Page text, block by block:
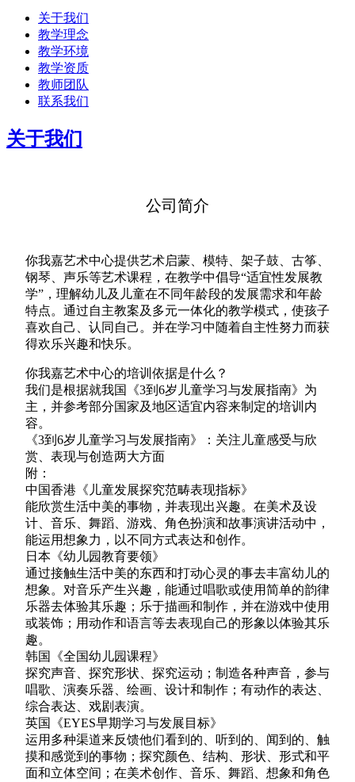
关于我们
教学理念
教学环境
教学资质
教师团队
联系我们
关于我们
公司简介
你我嘉艺术中心提供艺术启蒙、模特、架子鼓、古筝、
钢琴、声乐等艺术课程，在教学中倡导“适宜性发展教
学”，理解幼儿及儿童在不同年龄段的发展需求和年龄
特点。通过自主教案及多元一体化的教学模式，使孩子
喜欢自己、认同自己。并在学习中随着自主性努力而获
得欢乐兴趣和快乐。
你我嘉艺术中心的培训依据是什么？
我们是根据就我国《3到6岁儿童学习与发展指南》为
主，并参考部分国家及地区适宜内容来制定的培训内
容。
《3到6岁儿童学习与发展指南》：关注儿童感受与欣
赏、表现与创造两大方面
附：
中国香港《儿童发展探究范畴表现指标》
能欣赏生活中美的事物，并表现出兴趣。在美术及设
计、音乐、舞蹈、游戏、角色扮演和故事演讲活动中，
能运用想象力，以不同方式表达和创作。
日本《幼儿园教育要领》
通过接触生活中美的东西和打动心灵的事去丰富幼儿的
想象。对音乐产生兴趣，能通过唱歌或使用简单的韵律
乐器去体验其乐趣；乐于描画和制作，并在游戏中使用
或装饰；用动作和语言等去表现自己的形象以体验其乐
趣。
韩国《全国幼儿园课程》
探究声音、探究形状、探究运动；制造各种声音，参与
唱歌、演奏乐器、绘画、设计和制作；有动作的表达、
综合表达、戏剧表演。
英国《EYES早期学习与发展目标》
运用多种渠道来反馈他们看到的、听到的、闻到的、触
摸和感觉到的事物；探究颜色、结构、形状、形式和平
面和立体空间；在美术创作、音乐、舞蹈、想象和角色